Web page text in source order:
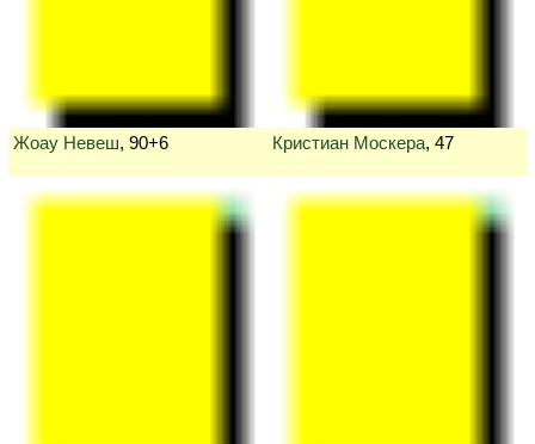
Жоау Невеш, 90+6 Кристиан Москера, 47